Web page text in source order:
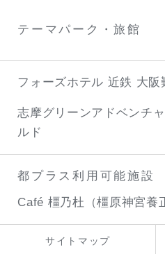
テーマパーク・旅館
フォーズホテル 近鉄 大阪
志摩グリーンアドベンチ
ルド
都プラス利用可能施設
Café 橿乃杜（橿原神宮養
サイトマップ